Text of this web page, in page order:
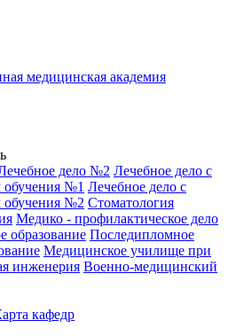
медицинская академия
дело №2 Лечебное дело с
обучения №1 Лечебное дело с
обучения №2 Стоматология
Медико - профилактическое дело
образование Последипломное
Медицинское училище при
инженерия Военно-медицинский
кафедр